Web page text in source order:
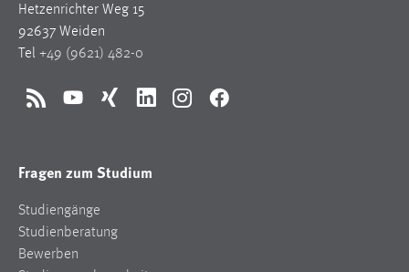
Hetzenrichter Weg 15
92637 Weiden
Tel +49 (9621) 482-0
RSS YouTubeXing LinkedInInstagramFacebook
Fragen zum Studium
Studiengänge
Studienberatung
Bewerben